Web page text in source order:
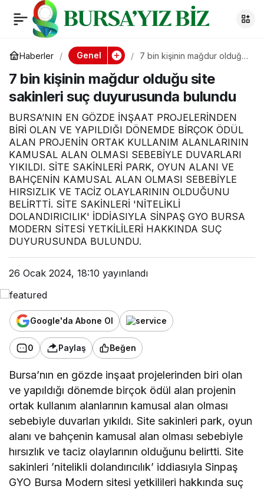
Haberler Genel
7 bin kişinin mağdur olduğu
duyurusunda bulundu
7 bin kişinin mağdur olduğu site
sakinleri suç duyurusunda bulundu
BURSA’NIN EN GÖZDE İNŞAAT PROJELERİNDEN
BİRİ OLAN VE YAPILDIĞI DÖNEMDE BİRÇOK ÖDÜL
ALAN PROJENİN ORTAK KULLANIM ALANLARININ
KAMUSAL ALAN OLMASI SEBEBİYLE DUVARLARI
YIKILDI. SİTE SAKİNLERİ PARK, OYUN ALANI VE
BAHÇENİN KAMUSAL ALAN OLMASI SEBEBİYLE
HIRSIZLIK VE TACİZ OLAYLARININ OLDUĞUNU
BELİRTTİ. SİTE SAKİNLERİ 'NİTELİKLİ
DOLANDIRICILIK' İDDİASIYLA SİNPAŞ GYO BURSA
MODERN SİTESİ YETKİLİLERİ HAKKINDA SUÇ
DUYURUSUNDA BULUNDU.
26 Ocak 2024, 18:10 yayınlandı
Google'da Abone Ol
0 Paylaş Beğen
Bursa’nın en gözde inşaat projelerinden biri olan
ve yapıldığı dönemde birçok ödül alan projenin
ortak kullanım alanlarının kamusal alan olması
sebebiyle duvarları yıkıldı. Site sakinleri park, oyun
alanı ve bahçenin kamusal alan olması sebebiyle
hırsızlık ve taciz olaylarının olduğunu belirtti. Site
sakinleri ’nitelikli dolandırıcılık’ iddiasıyla Sinpaş
GYO Bursa Modern sitesi yetkilileri hakkında suç
7 bin kişinin mağdur
olduğu site sakinleri
suç duyurusunda
bulundu